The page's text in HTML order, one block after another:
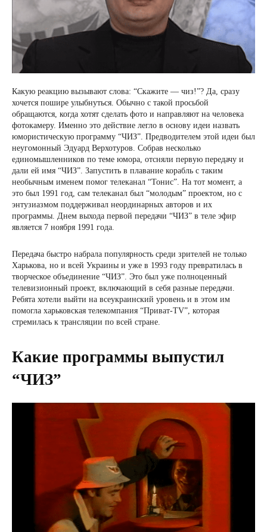
Какую реакцию вызывают слова: “Скажите — чиз!”? Да, сразу
хочется пошире улыбнуться. Обычно с такой просьбой
обращаются, когда хотят сделать фото и направляют на человека
фотокамеру. Именно это действие легло в основу идеи назвать
юмористическую программу “ЧИЗ”. Предводителем этой идеи был
неугомонный Эдуард Верхотуров. Собрав несколько
единомышленников по теме юмора, отсняли первую передачу и
дали ей имя “ЧИЗ”. Запустить в плавание корабль с таким
необычным именем помог телеканал “Тонис”. На тот момент, а
это был 1991 год, сам телеканал был “молодым” проектом, но с
энтузиазмом поддерживал неординарных авторов и их
программы. Днем выхода первой передачи “ЧИЗ” в теле эфир
является 7 ноября 1991 года.
Передача быстро набрала популярность среди зрителей не только
Харькова, но и всей Украины и уже в 1993 году превратилась в
творческое объединение “ЧИЗ”. Это был уже полноценный
телевизионный проект, включающий в себя разные передачи.
Ребята хотели выйти на всеукраинский уровень и в этом им
помогла харьковская телекомпания “Приват-TV”, которая
стремилась к трансляции по всей стране.
Какие программы выпустил
“ЧИЗ”